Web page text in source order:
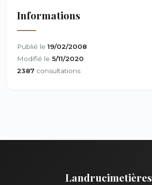
Informations
Publié le 19/02/2008
Modifié le 5/11/2020
2387 consultations
Landrucimetières